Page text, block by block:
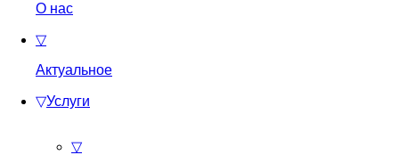
О нас
▽
Актуальное
▽Услуги
▽